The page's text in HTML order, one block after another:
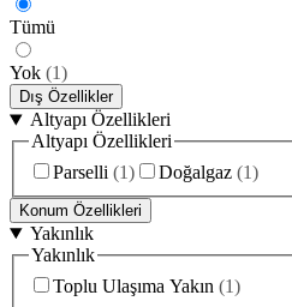
Tümü
Yok (1)
Dış Özellikler
Altyapı Özellikleri
Altyapı Özellikleri
Parselli (1) Doğalgaz (1)
Konum Özellikleri
Yakınlık
Yakınlık
Toplu Ulaşıma Yakın (1)